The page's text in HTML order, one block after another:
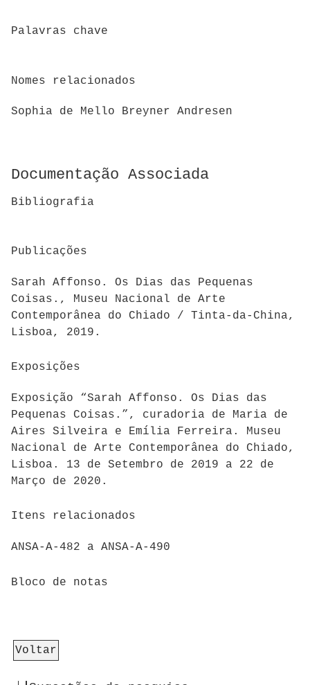
Palavras chave
Nomes relacionados
Sophia de Mello Breyner Andresen
Documentação Associada
Bibliografia
Publicações
Sarah Affonso. Os Dias das Pequenas
Coisas., Museu Nacional de Arte
Contemporânea do Chiado / Tinta-da-China,
Lisboa, 2019.
Exposições
Exposição “Sarah Affonso. Os Dias das
Pequenas Coisas.”, curadoria de Maria de
Aires Silveira e Emília Ferreira. Museu
Nacional de Arte Contemporânea do Chiado,
Lisboa. 13 de Setembro de 2019 a 22 de
Março de 2020.
Itens relacionados
ANSA-A-482 a ANSA-A-490
Bloco de notas
Voltar